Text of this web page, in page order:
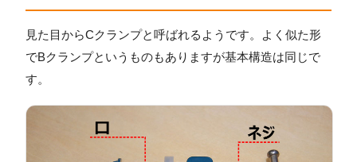
見た目からCクランプと呼ばれるようです。よく似た形
でBクランプというものもありますが基本構造は同じで
す。